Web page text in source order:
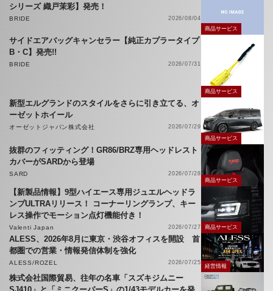
シリーズ 織戸茉彩】発売！
BRIDE
2026/08/04
商品サービス
サイドエアバッグキャンセラー【純正カプラータイプ
B・C】発売!!
BRIDE 2026/07/31
商品サービス
新型エルグランドのスタイルをさらに引き立てる、オ
ーゼットホイール
オーゼットジャパン株式会社
2026/07/29
商品サービス
抜群のフィッティング！GR86/BRZ専用ヘッドレスト
カバーがSARDから登場
SARD
2026/07/28
商品サービス
【新製品情報】9型ハイエース専用ジュエルヘッドラ
ンプULTRAリリース！ コーナーリングランプ、キー
レス操作でモーション点灯機能付き！
Valenti Japan 2026/07/27 商品サービス
ALESS、2026年8月に東京・渋谷オフィスを開設 首
都圏での営業・情報発信体制を強化
ALESS/ROZEL 2026/07/25
経営情報
株式会社国際貿易、往年の名車「スズキジムニー